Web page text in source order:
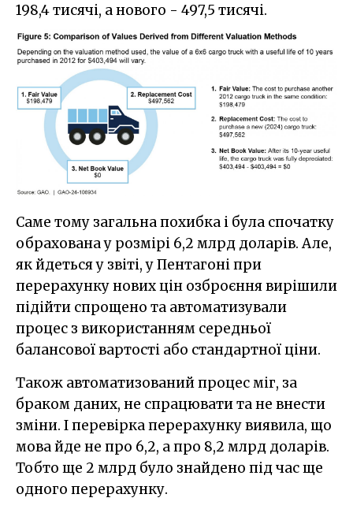
198,4 тисячі, а нового - 497,5 тисячі.
Саме тому загальна похибка і була спочатку
обрахована у розмірі 6,2 млрд доларів. Але,
як йдеться у звіті, у Пентагоні при
перерахунку нових цін озброєння вирішили
підійти спрощено та автоматизували
процес з використанням середньої
балансової вартості або стандартної ціни.
Також автоматизований процес міг, за
браком даних, не спрацювати та не внести
зміни. І перевірка перерахунку виявила, що
мова йде не про 6,2, а про 8,2 млрд доларів.
Тобто ще 2 млрд було знайдено під час ще
одного перерахунку.